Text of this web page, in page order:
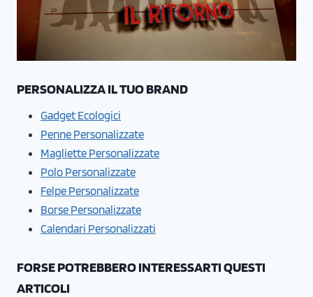
PERSONALIZZA IL TUO BRAND
Gadget Ecologici
Penne Personalizzate
Magliette Personalizzate
Polo Personalizzate
Felpe Personalizzate
Borse Personalizzate
Calendari Personalizzati
FORSE POTREBBERO INTERESSARTI QUESTI
ARTICOLI